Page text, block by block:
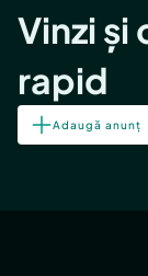
Vinzi și
rapid
Adaugă anunț